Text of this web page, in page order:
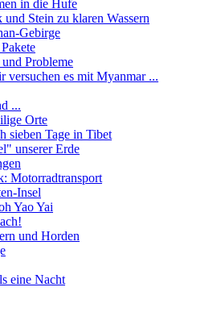
in die Hufe
Stein zu klaren Wassern
Gebirge
Probleme
es mit Myanmar ...
...
Orte
sieben Tage in Tibet
unserer Erde
Motorradtransport
Insel
Yao Yai
und Horden
eine Nacht